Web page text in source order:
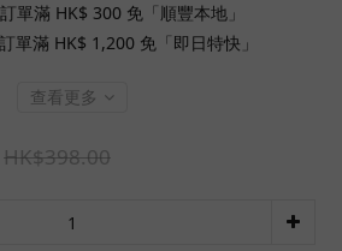
單滿 HK$ 300 免「順豐本地」
單滿 HK$ 1,200 免「即日特快」
查看更多
HK$398.00